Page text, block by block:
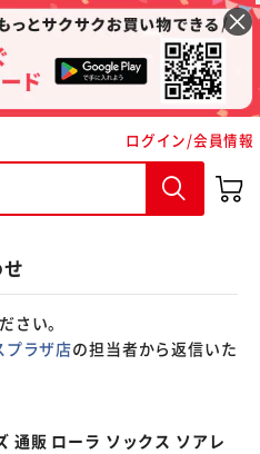
ログイン/会員情報
さい。
プラザ店の担当者から返信いた
通販 ローラ ソックス ソアレ